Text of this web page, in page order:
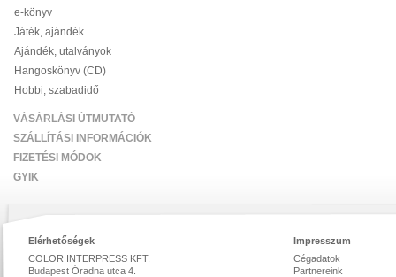
e-könyv
Játék, ajándék
Ajándék, utalványok
Hangoskönyv (CD)
Hobbi, szabadidő
VÁSÁRLÁSI ÚTMUTATÓ
SZÁLLÍTÁSI INFORMÁCIÓK
FIZETÉSI MÓDOK
GYIK
Elérhetőségek
COLOR INTERPRESS KFT.
Budapest Óradna utca 4.
Impresszum
Cégadatok
Partnereink